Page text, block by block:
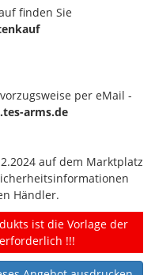
finden Sie
per eMail -
arms.de
auf dem Marktplatz
Händler.
ist die Vorlage der
!!!